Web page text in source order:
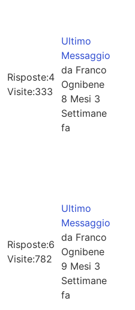
Risposte:4
Visite:333
Ultimo
Messaggio
da Franco
Ognibene
8 Mesi 3
Settimane
fa
Risposte:6
Visite:782
Ultimo
Messaggio
da Franco
Ognibene
9 Mesi 3
Settimane
fa